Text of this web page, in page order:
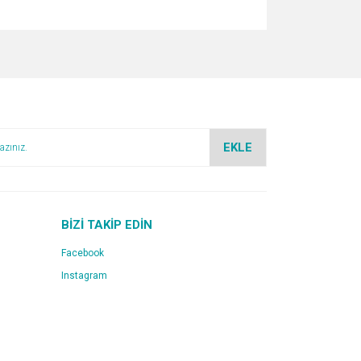
EKLE
BİZİ TAKİP EDİN
Facebook
Instagram